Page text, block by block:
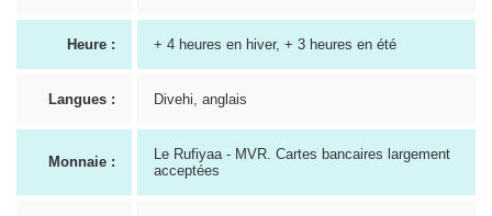
Heure : + 4 heures en hiver, + 3 heures en été
Langues : Divehi, anglais
Monnaie :
Le Rufiyaa - MVR. Cartes bancaires largement
acceptées